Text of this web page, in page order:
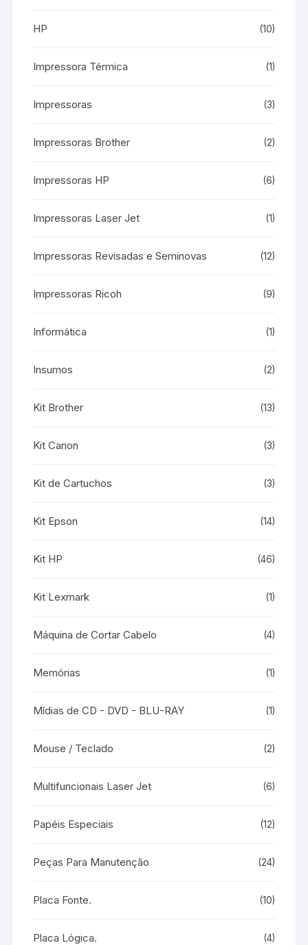
HP (10)
Impressora Térmica (1)
Impressoras (3)
Impressoras Brother (2)
Impressoras HP (6)
Impressoras Laser Jet (1)
Impressoras Revisadas e Seminovas (12)
Impressoras Ricoh (9)
Informática (1)
Insumos (2)
Kit Brother (13)
Kit Canon (3)
Kit de Cartuchos (3)
Kit Epson (14)
Kit HP (46)
Kit Lexmark (1)
Máquina de Cortar Cabelo (4)
Memórias (1)
Mídias de CD - DVD - BLU-RAY (1)
Mouse / Teclado (2)
Multifuncionais Laser Jet (6)
Papéis Especiais (12)
Peças Para Manutenção (24)
Placa Fonte. (10)
Placa Lógica. (4)